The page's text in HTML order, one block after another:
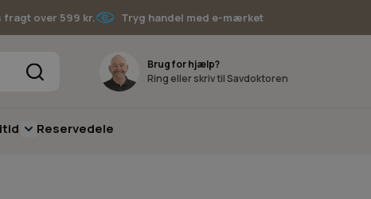
fragt over 599 kr. Tryg handel med e-mærket
Brug for hjælp?
Ring eller skriv til Savdoktoren
for Brands
Toggle submenu for Hjem og fritid
Reservedele